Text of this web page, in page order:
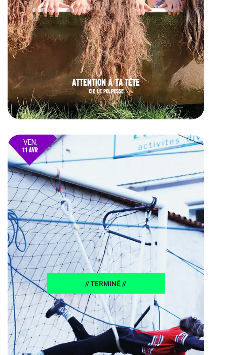
ATTENTION À TA TÊTE
CIE LE POLPESSE
VEN.
11 AVR
25
// TERMINÉ //